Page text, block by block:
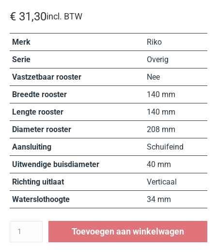
€ 31,30incl. BTW
Merk
Riko
Serie
Overig
Vastzetbaar rooster
Nee
Breedte rooster
140 mm
Lengte rooster
140 mm
Diameter rooster
208 mm
Aansluiting
Schuifeind
Uitwendige buisdiameter
40 mm
Richting uitlaat
Verticaal
Waterslothoogte
34 mm
Toevoegen aan winkelwagen